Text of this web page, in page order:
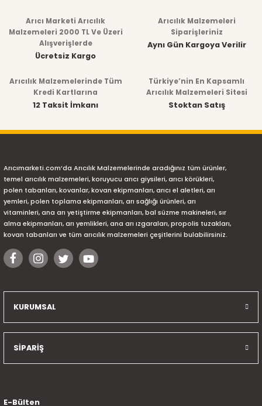
Arıcı Marketi Arıcılık
Malzemeleri 2000 TL Ve Üzeri
Alışverişlerde
Ücretsiz Kargo
Arıcılık Malzemeleri
Siparişleriniz
Aynı Gün Kargoya Verilir
Arıcılık Malzemelerinde Tüm
Kredi Kartlarına
12 Taksit İmkanı
Türkiye’nin En Kapsamlı
Arıcılık Malzemeleri Sitesi
Stoktan Satış
Arıcımarketi.com’da Arıcılık Malzemelerinde aradığınız tüm ürünler,
temel arıcılık malzemeleri, koruyucu arıcı giysileri, arıcı körükleri,
polen tabanları, kovanlar, kovan ekipmanları, arıcı el aletleri, arı
yemleri, polen toplama ekipmanları, arı sağlığı ürünleri, arı
vitaminleri, ana arı yetiştirme ekipmanları, bal süzme makineleri, sır
alma ekipmanları, arı yemlikleri, ana arı ızgaraları, propolis tuzakları,
kovan tabanları ve tüm arıcılık malzemeleri çeşitlerini bulabilirsiniz.
KURUMSAL
SİPARİŞ
E-Bülten